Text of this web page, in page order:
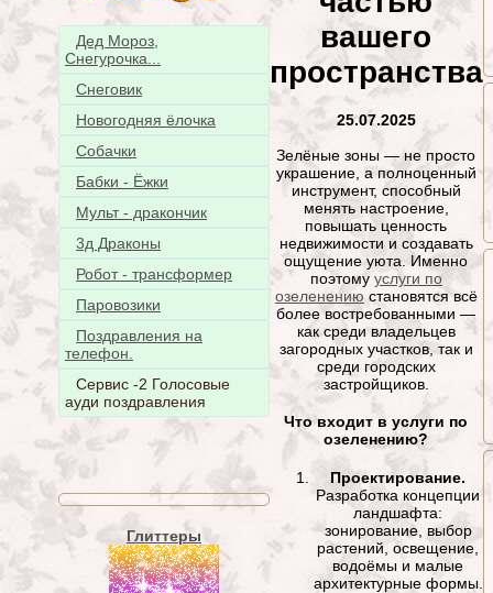
Дед Мороз,
Снегурочка...
Снеговик
Новогодняя ёлочка
Собачки
Бабки - Ёжки
Мульт - дракончик
3д Драконы
Робот - трансформер
Паровозики
Поздравления на
телефон.
Сервис -2 Голосовые
ауди поздравления
Глиттеры
вашего
пространства
25.07.2025
Зелёные зоны — не просто
украшение, а полноценный
инструмент, способный
менять настроение,
повышать ценность
недвижимости и создавать
ощущение уюта. Именно
поэтому услуги по
озеленению становятся всё
более востребованными —
как среди владельцев
загородных участков, так и
среди городских
застройщиков.
Что входит в услуги по
озеленению?
Проектирование.
Разработка концепции
ландшафта:
зонирование, выбор
растений, освещение,
водоёмы и малые
архитектурные формы.